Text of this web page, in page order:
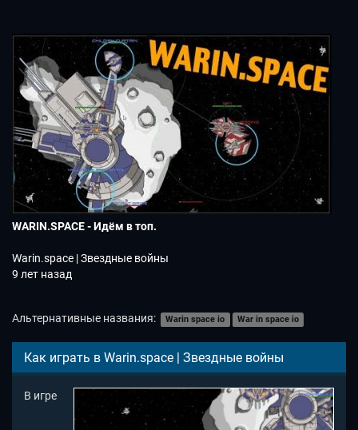
WARIN.SPACE - Идём в топ.
Warin.space | Звездные войны
9 лет назад
Альтернативные названия: Warin space io War in space io
Как играть в Warin.space | Звездные войны
В игре